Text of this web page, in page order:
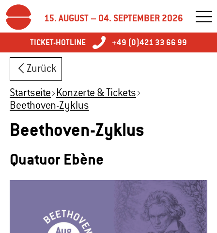
15. AUGUST – 04. SEPTEMBER 2026
TICKET-HOTLINE +49 (0)421 33 66 99
Zurück
Startseite Konzerte & Tickets
Beethoven-Zyklus
Beethoven-Zyklus
Quatuor Ebène